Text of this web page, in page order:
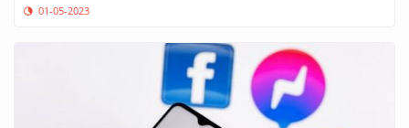
01-05-2023